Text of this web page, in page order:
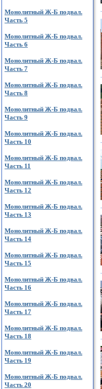
Монолитный Ж-Б подвал.
Часть 5
Монолитный Ж-Б подвал.
Часть 6
Монолитный Ж-Б подвал.
Часть 7
Монолитный Ж-Б подвал.
Часть 8
Монолитный Ж-Б подвал.
Часть 9
Монолитный Ж-Б подвал.
Часть 10
Монолитный Ж-Б подвал.
Часть 11
Монолитный Ж-Б подвал.
Часть 12
Монолитный Ж-Б подвал.
Часть 13
Монолитный Ж-Б подвал.
Часть 14
Монолитный Ж-Б подвал.
Часть 15
Монолитный Ж-Б подвал.
Часть 16
Монолитный Ж-Б подвал.
Часть 17
Монолитный Ж-Б подвал.
Часть 18
Монолитный Ж-Б подвал.
Часть 19
Монолитный Ж-Б подвал.
Часть 20